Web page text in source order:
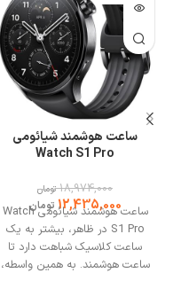
ساعت هوشمند شیائومی
Watch S1 Pro
18,974,000 تومان
12,435,000 تومانساعت هوشمند شیائومی Watch
S1 Pro در ظاهر، بیشتر به یک
ساعت کلاسیک شباهت دارد تا
ساعت هوشمند. به همین واسطه،